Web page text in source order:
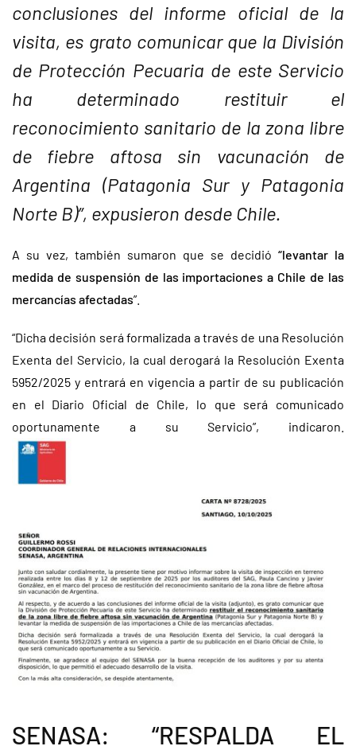
conclusiones del informe oficial de la
visita, es grato comunicarque la División
de Protección Pecuaria de este Servicio
ha determinado restituir el
reconocimiento sanitario de la zona libre
de fiebre aftosa sin vacunación de
Argentina (Patagonia Sur y Patagonia
Norte B)”, expusieron desde Chile.
A su vez, también sumaron que se decidió “levantar la
medida de suspensión de las importaciones a Chile de las
mercancías afectadas”.
“Dicha decisión será formalizada a través de una Resolución
Exenta del Servicio, la cual derogará la Resolución Exenta
5952/2025 y entrará en vigencia a partir de su publicación
en el Diario Oficial de Chile, lo que será comunicado
oportunamente a su Servicio”, indicaron.
SENASA: “RESPALDA EL